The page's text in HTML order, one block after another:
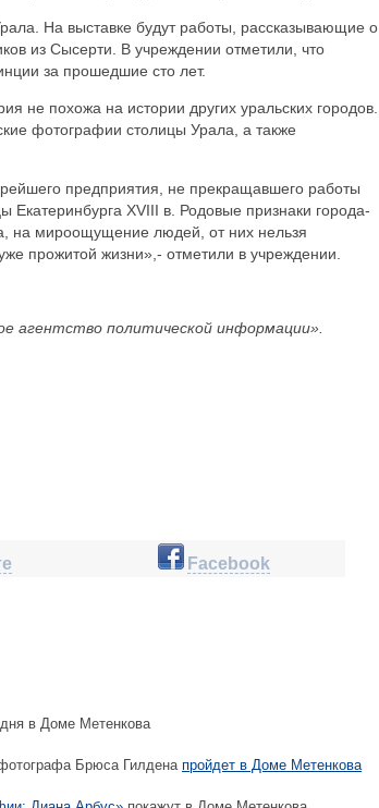
На выставке будут работы, рассказывающие о
из Сысерти. В учреждении отметили, что
за прошедшие сто лет.
не похожа на истории других уральских городов.
фотографии столицы Урала, а также
предприятия, не прекращавшего работы
Екатеринбурга XVIII в. Родовые признаки города-
на мироощущение людей, от них нельзя
прожитой жизни»,- отметили в учреждении.
агентство политической информации».
Facebook
в Доме Метенкова
фотографа Брюса Гилденапройдет в Доме Метенкова